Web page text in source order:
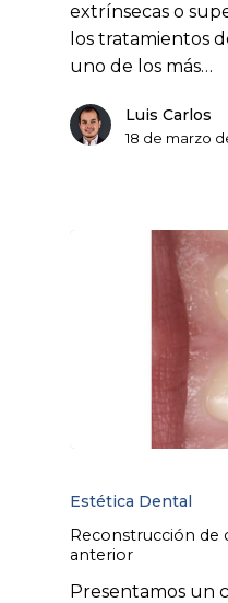
extrínsecas o
los tratamientos
uno de los más…
Luis Carlos
18 de marzo
Estética Dental
Reconstrucción
anterior
Presentamos un